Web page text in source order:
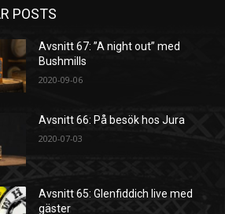
POSTS
Avsnitt 67: ”A night out” med
Bushmills
2020-09-06
Avsnitt 66: På besök hos Jura
2020-07-03
Avsnitt 65: Glenfiddich live med
gäster